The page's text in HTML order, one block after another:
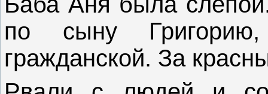
по сыну
гражданской. За